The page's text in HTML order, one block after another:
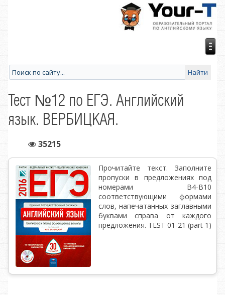
Тест №12 по ЕГЭ. Английский
язык. ВЕРБИЦКАЯ.
35215
Прочитайте текст. Заполните
пропуски в предложениях под
номерами В4-В10
соответствующими формами
слов, напечатанных заглавными
буквами справа от каждого
предложения. TEST 01-21 (part 1)